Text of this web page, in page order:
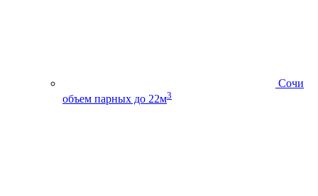
Сочи
объем парных до 22м3